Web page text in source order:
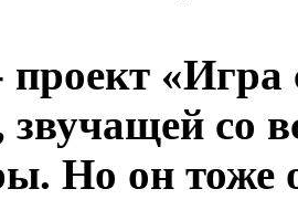
«Игра
со
Но он тоже